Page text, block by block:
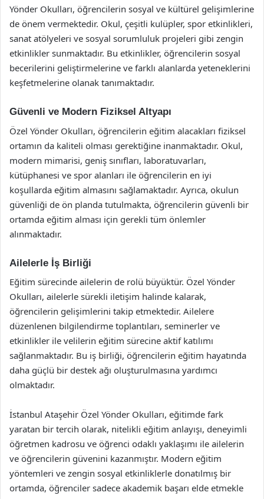
Yönder Okulları, öğrencilerin sosyal ve kültürel gelişimlerine
de önem vermektedir. Okul, çeşitli kulüpler, spor etkinlikleri,
sanat atölyeleri ve sosyal sorumluluk projeleri gibi zengin
etkinlikler sunmaktadır. Bu etkinlikler, öğrencilerin sosyal
becerilerini geliştirmelerine ve farklı alanlarda yeteneklerini
keşfetmelerine olanak tanımaktadır.
Güvenli ve Modern Fiziksel Altyapı
Özel Yönder Okulları, öğrencilerin eğitim alacakları fiziksel
ortamın da kaliteli olması gerektiğine inanmaktadır. Okul,
modern mimarisi, geniş sınıfları, laboratuvarları,
kütüphanesi ve spor alanları ile öğrencilerin en iyi
koşullarda eğitim almasını sağlamaktadır. Ayrıca, okulun
güvenliği de ön planda tutulmakta, öğrencilerin güvenli bir
ortamda eğitim alması için gerekli tüm önlemler
alınmaktadır.
Ailelerle İş Birliği
Eğitim sürecinde ailelerin de rolü büyüktür. Özel Yönder
Okulları, ailelerle sürekli iletişim halinde kalarak,
öğrencilerin gelişimlerini takip etmektedir. Ailelere
düzenlenen bilgilendirme toplantıları, seminerler ve
etkinlikler ile velilerin eğitim sürecine aktif katılımı
sağlanmaktadır. Bu iş birliği, öğrencilerin eğitim hayatında
daha güçlü bir destek ağı oluşturulmasına yardımcı
olmaktadır.
İstanbul Ataşehir Özel Yönder Okulları, eğitimde fark
yaratan bir tercih olarak, nitelikli eğitim anlayışı, deneyimli
öğretmen kadrosu ve öğrenci odaklı yaklaşımı ile ailelerin
ve öğrencilerin güvenini kazanmıştır. Modern eğitim
yöntemleri ve zengin sosyal etkinliklerle donatılmış bir
ortamda, öğrenciler sadece akademik başarı elde etmekle